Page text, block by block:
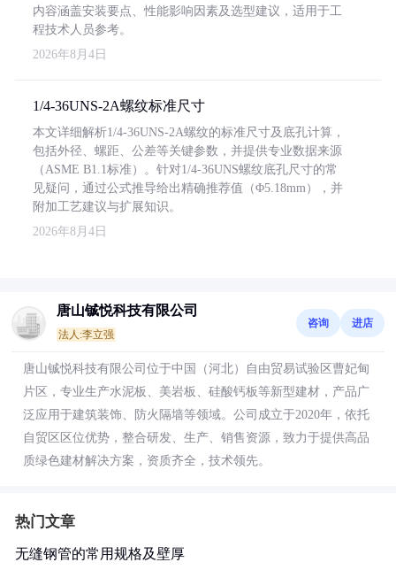
内容涵盖安装要点、性能影响因素及选型建议，适用于工
程技术人员参考。
2026年8月4日
1/4-36UNS-2A螺纹标准尺寸
本文详细解析1/4-36UNS-2A螺纹的标准尺寸及底孔计算，
包括外径、螺距、公差等关键参数，并提供专业数据来源
（ASME B1.1标准）。针对1/4-36UNS螺纹底孔尺寸的常
见疑问，通过公式推导给出精确推荐值（Φ5.18mm），并
附加工艺建议与扩展知识。
2026年8月4日
唐山铖悦科技有限公司
法人:李立强
咨询 进店
唐山铖悦科技有限公司位于中国（河北）自由贸易试验区曹妃甸
片区，专业生产水泥板、美岩板、硅酸钙板等新型建材，产品广
泛应用于建筑装饰、防火隔墙等领域。公司成立于2020年，依托
自贸区区位优势，整合研发、生产、销售资源，致力于提供高品
质绿色建材解决方案，资质齐全，技术领先。
热门文章
无缝钢管的常用规格及壁厚